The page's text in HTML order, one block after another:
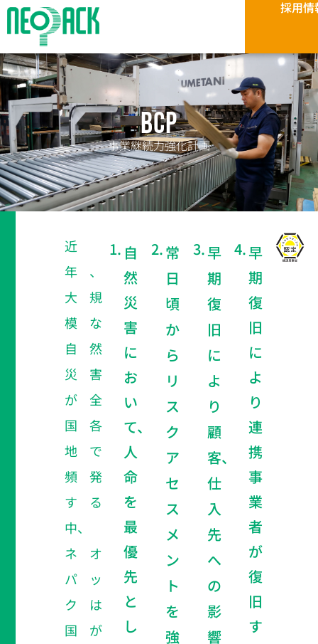
内
ス
キ
ッ
プ
採用情
BCP
事業継続力強化計画​
近
年、
大規
模な
自然
災害
が全
国各
地で
頻発
する
中、
ネオ
パッ
クは
国が
1. 自
然
災
害
に
お
い
て、
人
命
を
最
優
先
と
し
2.常
日
頃
か
ら
リ
ス
ク
ア
セ
ス
メ
ン
ト
を
強
3.早
期
復
旧
に
よ
り
顧
客、
仕
入
先
へ
の
影
響
4.早
期
復
旧
に
よ
り
連
携
事
業
者
が
復
旧
す